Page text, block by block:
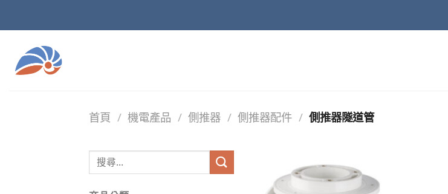
首頁 / 機電產品 / 側推器 / 側推器配件 / 側推器隧道管